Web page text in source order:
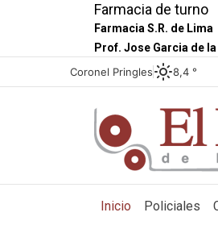
Farmacia de turno
Farmacia S.R. de Lima
Prof. Jose Garcia de
Coronel Pringles 8,4 °
Inicio (current)
Policiales